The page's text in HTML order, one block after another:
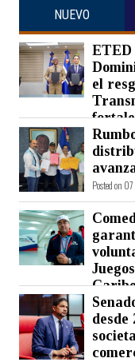
NUEVO
ETED
el
Posted on 07 Aug 2026 - 0
Posted on
Posted on 07 Aug 2026 - 0
desde